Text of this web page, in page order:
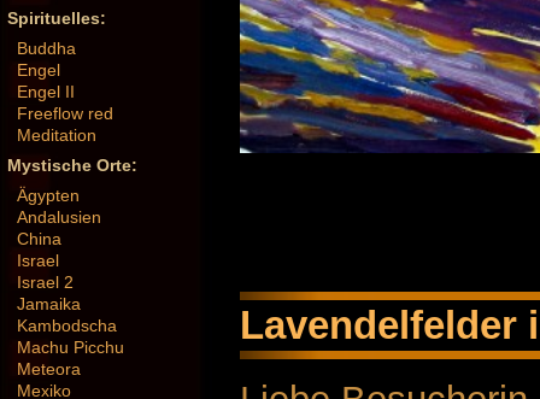
Spirituelles:
Buddha
Engel
Engel II
Freeflow red
Meditation
Mystische Orte:
Ägypten
Andalusien
China
Israel
Israel 2
Jamaika
Kambodscha
Machu Picchu
Meteora
Mexiko
Lavendelfelder